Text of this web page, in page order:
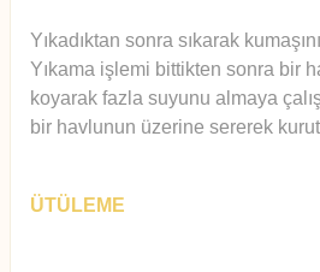
Yıkadıktan sonra sıkarak
Yıkama işlemi bittikten sonra bir
koyarak fazla suyunu almaya
bir havlunun üzerine sererek
ÜTÜLEME